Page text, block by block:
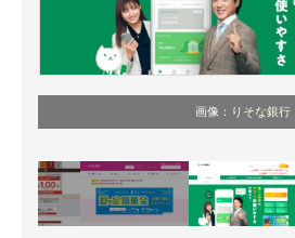
画像： りそな銀行